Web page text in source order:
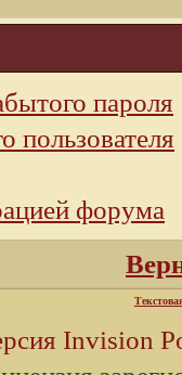
пароля
пользователя
форума
Invision